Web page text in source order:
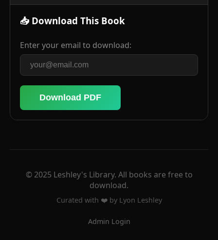
📥 Download This Book
Enter your email to download:
Download PDF
© 2025 Leshley's Library. All books are free to
download.
Curated with ❤️ by Lyon Leshley
Admin Login